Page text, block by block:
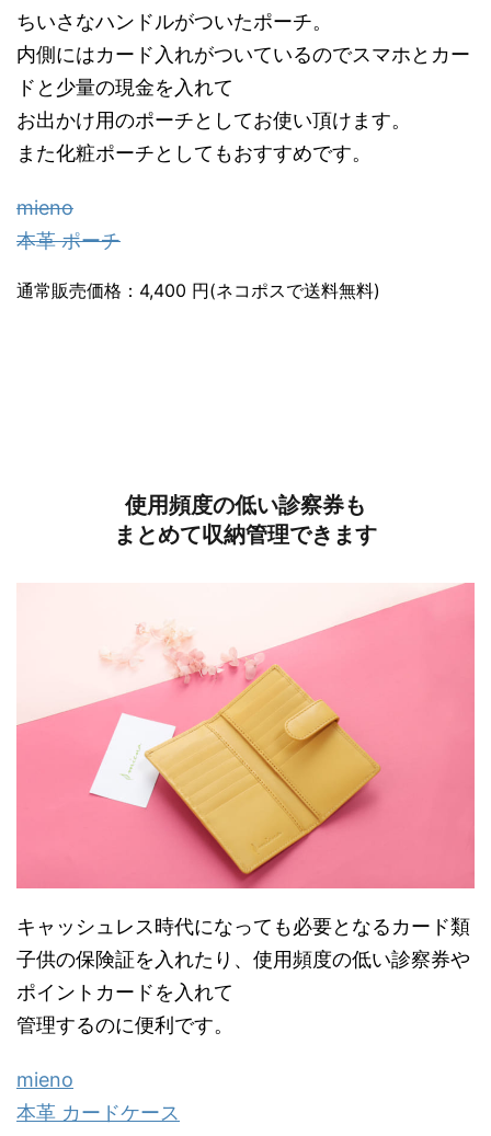
ちいさなハンドルがついたポーチ。
内側にはカード入れがついているのでスマホとカー
ドと少量の現金を入れて
お出かけ用のポーチとしてお使い頂けます。
また化粧ポーチとしてもおすすめです。
mieno
本革 ポーチ
通常販売価格：4,400 円(ネコポスで送料無料)
使用頻度の低い診察券も
まとめて収納管理できます
キャッシュレス時代になっても必要となるカード類
子供の保険証を入れたり、使用頻度の低い診察券や
ポイントカードを入れて
管理するのに便利です。
mieno
本革 カードケース